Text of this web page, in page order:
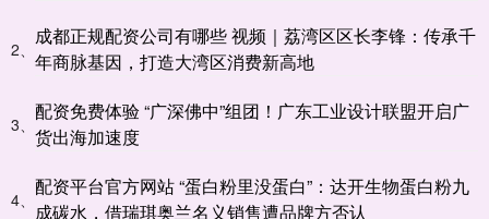
2、
成都正规配资公司有哪些 视频｜荔湾区区长李锋：传承千
年商脉基因，打造大湾区消费新高地
3、
配资免费体验 “广深佛中”组团！广东工业设计联盟开启广
货出海加速度
4、
配资平台官方网站 “蛋白粉里没蛋白”：达开生物蛋白粉九
成碳水，借瑞琪奥兰名义销售遭品牌方否认